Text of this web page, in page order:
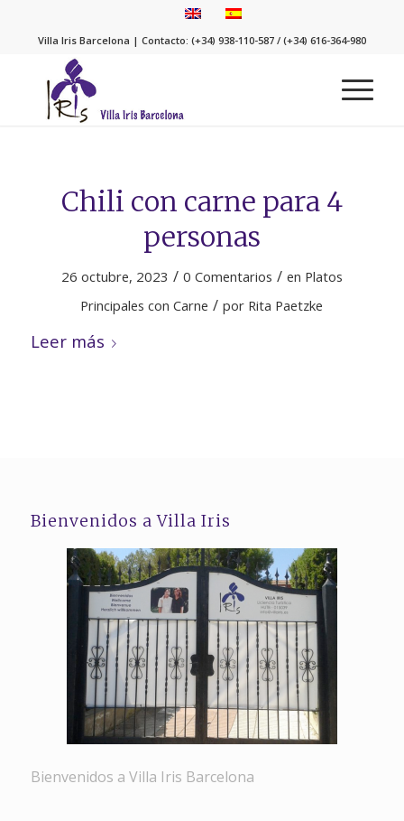
Villa Iris Barcelona | Contacto: (+34) 938-110-587 / (+34) 616-364-980
Chili con carne para 4
personas
26 octubre, 2023 / 0 Comentarios / en Platos
Principales con Carne / por Rita Paetzke
Leer más
Bienvenidos a Villa Iris
Bienvenidos a Villa Iris Barcelona